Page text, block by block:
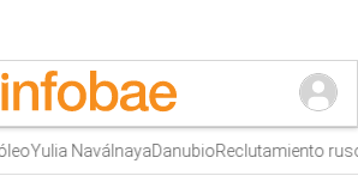
Yulia NaválnayaDanubioReclutamiento ruso